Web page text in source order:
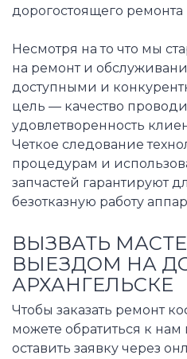
дорогостоящего
Несмотря на то что мы
на ремонт и
доступными и
цель — качество
удовлетворенность
Четкое следование
процедурам и
запчастей гарантируют
безотказную работу
ВЫЗВАТЬ
ВЫЕЗДОМ НА
АРХАНГЕЛЬСКЕ
Чтобы заказать ремонт
можете обратиться к
оставить заявку через